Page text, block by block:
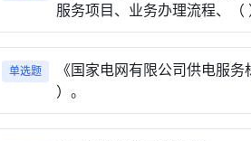
服务项目、业务办理流程、（
单选题
《国家电网有限公司供电服
）。